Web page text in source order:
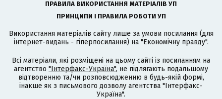
ПРАВИЛА ВИКОРИСТАННЯ МАТЕРІАЛІВ УП
ПРИНЦИПИ І ПРАВИЛА РОБОТИ УП
Використання матеріалів сайту лише за умови посилання (для
інтернет-видань - гіперпосилання) на "Економічну правду".
Всі матеріали, які розміщені на цьому сайті із посиланням на
агентство "Інтерфакс-Україна", не підлягають подальшому
відтворенню та/чи розповсюдженню в будь-якій формі,
інакше як з письмового дозволу агентства "Інтерфакс-
Україна".